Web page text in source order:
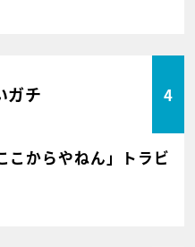
ガチ 4
こからやねん」トラビ